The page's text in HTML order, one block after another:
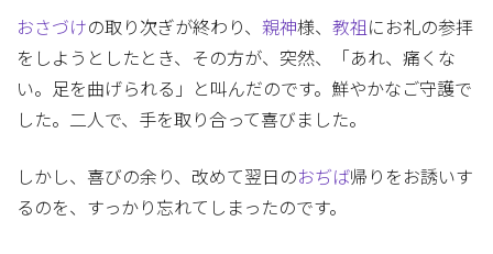
おさづけの取り次ぎが終わり、 親神様、 教祖 にお礼の参拝
をしようとしたとき、その方が、突然、「あれ、痛くな
い。足を曲げられる」と叫んだのです。鮮やかなご守護で
した。二人で、手を取り合って喜びました。
しかし、喜びの余り、改めて翌日のおぢば帰りをお誘いす
るのを、すっかり忘れてしまったのです。